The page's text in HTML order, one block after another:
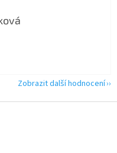
5 hvězdiček.
Zobrazit další hodnocení